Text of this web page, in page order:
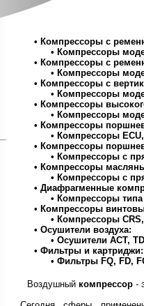
• Компрессоры с
• Компрессоры
• Компрессоры с
• Компрессоры
• Компрессоры с
• Компрессоры
• Компрессоры
• Компрессоры
• Компрессоры
• Компрессоры
• Компрессоры
• Компрессоры с
• Компрессоры
• Компрессоры с
• Диафрагменные
• Компрессоры типа
• Компрессоры
• Компрессоры
• Осушители воздуха:
• Осушители ACT,
• Фильтры и картриджи:
• Фильтры FQ, FD,
Воздушный компрессор -